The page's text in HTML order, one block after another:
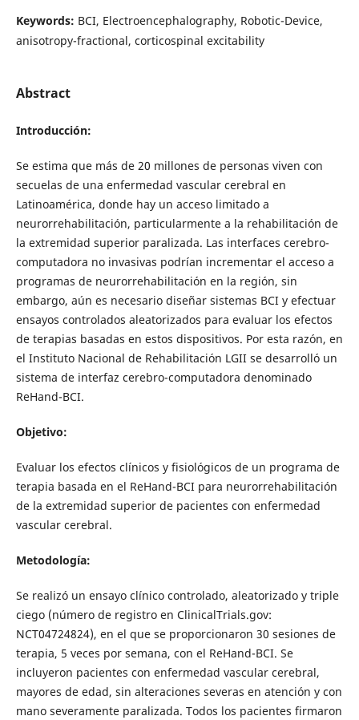
Keywords: BCI, Electroencephalography, Robotic-Device,
anisotropy-fractional, corticospinal excitability
Abstract
Introducción:
Se estima que más de 20 millones de personas viven con
secuelas de una enfermedad vascular cerebral en
Latinoamérica, donde hay un acceso limitado a
neurorrehabilitación, particularmente a la rehabilitación de
la extremidad superior paralizada. Las interfaces cerebro-
computadora no invasivas podrían incrementar el acceso a
programas de neurorrehabilitación en la región, sin
embargo, aún es necesario diseñar sistemas BCI y efectuar
ensayos controlados aleatorizados para evaluar los efectos
de terapias basadas en estos dispositivos. Por esta razón, en
el Instituto Nacional de Rehabilitación LGII se desarrolló un
sistema de interfaz cerebro-computadora denominado
ReHand-BCI.
Objetivo:
Evaluar los efectos clínicos y fisiológicos de un programa de
terapia basada en el ReHand-BCI para neurorrehabilitación
de la extremidad superior de pacientes con enfermedad
vascular cerebral.
Metodología:
Se realizó un ensayo clínico controlado, aleatorizado y triple
ciego (número de registro en ClinicalTrials.gov:
NCT04724824), en el que se proporcionaron 30 sesiones de
terapia, 5 veces por semana, con el ReHand-BCI. Se
incluyeron pacientes con enfermedad vascular cerebral,
mayores de edad, sin alteraciones severas en atención y con
mano severamente paralizada. Todos los pacientes firmaron